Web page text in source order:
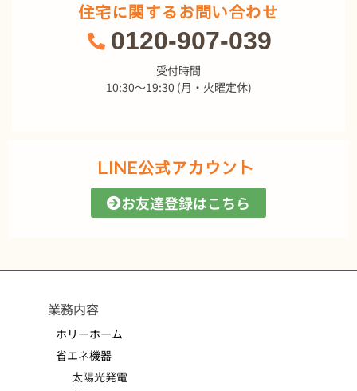
住宅に関するお問い合わせ
0120-907-039
受付時間
10:30～19:30 (月・火曜定休)
LINE公式アカウント
お友達登録はこちら
業務内容
ホリーホーム
省エネ機器
太陽光発電